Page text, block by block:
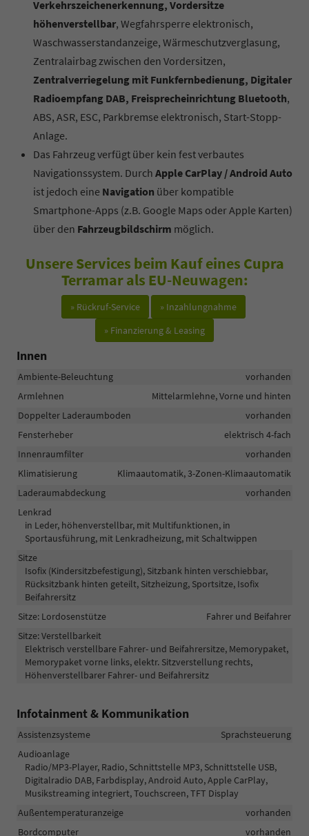
Verkehrszeichenerkennung, Vordersitze
höhenverstellbar, Wegfahrsperre elektronisch,
Waschwasserstandanzeige, Wärmeschutzverglasung,
Zentralairbag zwischen den Vordersitzen,
Zentralverriegelung mit Funkfernbedienung, Digitaler
Radioempfang DAB, Freisprecheinrichtung Bluetooth,
ABS, ASR, ESC, Parkbremse elektronisch, Start-Stopp-
Anlage.
Das Fahrzeug verfügt über kein fest verbautes
Navigationssystem. Durch Apple CarPlay / Android Auto
ist jedoch eine Navigation über kompatible
Smartphone-Apps (z.B. Google Maps oder Apple Karten)
über den Fahrzeugbildschirm möglich.
Unsere Services beim Kauf eines Cupra
Terramar als EU-Neuwagen:
» Rückruf-Service
» Inzahlungnahme
» Finanzierung & Leasing
Innen
Ambiente-Beleuchtung
vorhanden
Armlehnen
Mittelarmlehne, Vorne und hinten
Doppelter Laderaumboden
vorhanden
Fensterheber
elektrisch 4-fach
Innenraumfilter
vorhanden
Klimatisierung
Klimaautomatik, 3-Zonen-Klimaautomatik
Laderaumabdeckung
vorhanden
Lenkrad
in Leder, höhenverstellbar, mit Multifunktionen, in
Sportausführung, mit Lenkradheizung, mit Schaltwippen
Sitze
Isofix (Kindersitzbefestigung), Sitzbank hinten verschiebbar,
Rücksitzbank hinten geteilt, Sitzheizung, Sportsitze, Isofix
Beifahrersitz
Sitze: Lordosenstütze
Fahrer und Beifahrer
Sitze: Verstellbarkeit
Elektrisch verstellbare Fahrer- und Beifahrersitze, Memorypaket,
Memorypaket vorne links, elektr. Sitzverstellung rechts,
Höhenverstellbarer Fahrer- und Beifahrersitz
Infotainment & Kommunikation
Assistenzsysteme
Sprachsteuerung
Audioanlage
Radio/MP3-Player, Radio, Schnittstelle MP3, Schnittstelle USB,
Digitalradio DAB, Farbdisplay, Android Auto, Apple CarPlay,
Musikstreaming integriert, Touchscreen, TFT Display
Außentemperaturanzeige
vorhanden
Bordcomputer
vorhanden